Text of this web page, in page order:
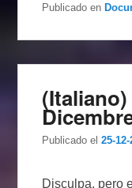
Publicado en
Publicado el 25-
Disculpa, pero